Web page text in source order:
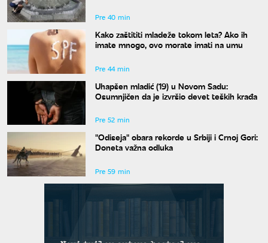
Pre 40 min
Kako zaštititi mladeže tokom leta? Ako ih
imate mnogo, ovo morate imati na umu
Pre 44 min
Uhapšen mladić (19) u Novom Sadu:
Osumnjičen da je izvršio devet teških krađa
Pre 52 min
"Odiseja" obara rekorde u Srbiji i Crnoj Gori:
Doneta važna odluka
Pre 59 min